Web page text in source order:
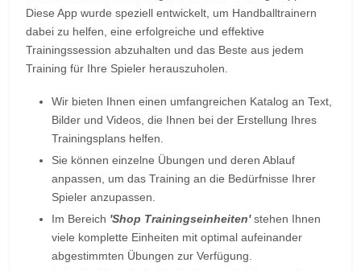
Diese App wurde speziell entwickelt, um Handballtrainern
dabei zu helfen, eine erfolgreiche und effektive
Trainingssession abzuhalten und das Beste aus jedem
Training für Ihre Spieler herauszuholen.
Wir bieten Ihnen einen umfangreichen Katalog an Text,
Bilder und Videos, die Ihnen bei der Erstellung Ihres
Trainingsplans helfen.
Sie können einzelne Übungen und deren Ablauf
anpassen, um das Training an die Bedürfnisse Ihrer
Spieler anzupassen.
Im Bereich 'Shop Trainingseinheiten'stehen Ihnen
viele komplette Einheiten mit optimal aufeinander
abgestimmten Übungen zur Verfügung.